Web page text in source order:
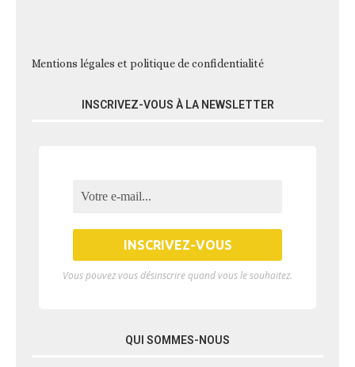
Mentions légales et politique de confidentialité
INSCRIVEZ-VOUS À LA NEWSLETTER
Vous pouvez vous désinscrire quand vous le souhaitez.
QUI SOMMES-NOUS